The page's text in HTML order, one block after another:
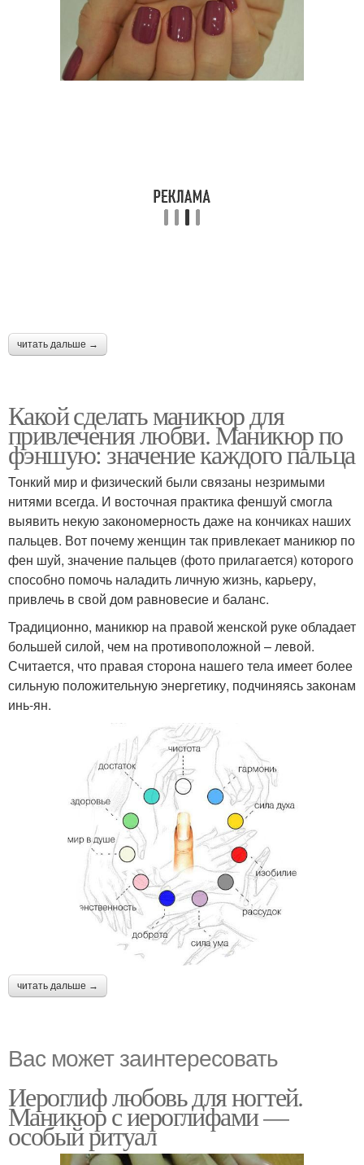
читать дальше →
Какой сделать маникюр для
привлечения любви. Маникюр по
фэншую: значение каждого пальца
Тонкий мир и физический были связаны незримыми
нитями всегда. И восточная практика феншуй смогла
выявить некую закономерность даже на кончиках наших
пальцев. Вот почему женщин так привлекает маникюр по
фен шуй, значение пальцев (фото прилагается) которого
способно помочь наладить личную жизнь, карьеру,
привлечь в свой дом равновесие и баланс.
Традиционно, маникюр на правой женской руке обладает
большей силой, чем на противоположной – левой.
Считается, что правая сторона нашего тела имеет более
сильную положительную энергетику, подчиняясь законам
инь-ян.
читать дальше →
Вас может заинтересовать
Иероглиф любовь для ногтей.
Маникюр с иероглифами —
особый ритуал